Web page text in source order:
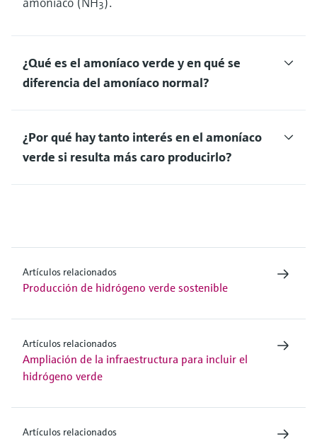
3
¿Qué es el amoníaco verde y en qué se
diferencia del amoníaco normal?
¿Por qué hay tanto interés en el amoníaco
verde si resulta más caro producirlo?
Artículos relacionados
Producción de hidrógeno verde sostenible
Artículos relacionados
Ampliación de la infraestructura para incluir el
hidrógeno verde
Artículos relacionados